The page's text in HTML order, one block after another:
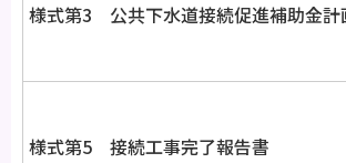
様式第3 公共下水道接続促進補助金計
様式第5 接続工事完了報告書